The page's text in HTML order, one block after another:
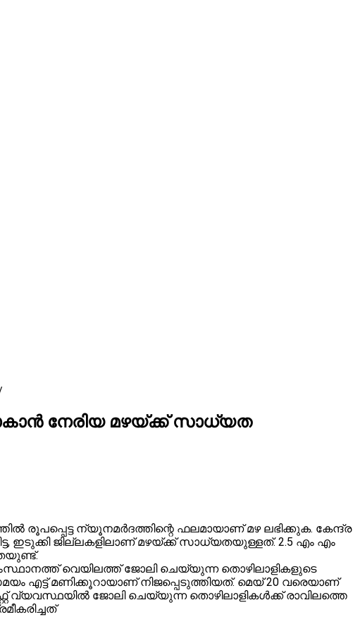
നേരിയ മഴയ്ക്ക് സാധ്യത
ന്യൂനമർദത്തിന്റെ ഫലമായാണ് മഴ ലഭിക്കുക. കേന്ദ്ര
ഇടുക്കി ജില്ലകളിലാണ് മഴയ്ക്ക് സാധ്യതയുള്ളത്. 2.5 എം എം
വെയിലത്ത് ജോലി ചെയ്യുന്ന തൊഴിലാളികളുടെ
എട്ട് മണിക്കൂറായാണ് നിജപ്പെടുത്തിയത്. മെയ് 20 വരെയാണ്
വ്യവസ്ഥയിൽ ജോലി ചെയ്യുന്ന തൊഴിലാളികൾക്ക് രാവിലത്തെ